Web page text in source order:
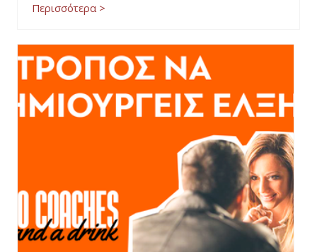
Περισσότερα >